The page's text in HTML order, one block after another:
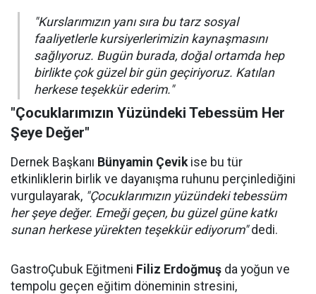
"Kurslarımızın yanı sıra bu tarz sosyal
faaliyetlerle kursiyerlerimizin kaynaşmasını
sağlıyoruz. Bugün burada, doğal ortamda hep
birlikte çok güzel bir gün geçiriyoruz. Katılan
herkese teşekkür ederim."
"Çocuklarımızın Yüzündeki Tebessüm Her
Şeye Değer"
Dernek Başkanı Bünyamin Çevikise bu tür
etkinliklerin birlik ve dayanışma ruhunu perçinlediğini
vurgulayarak, "Çocuklarımızın yüzündeki tebessüm
her şeye değer. Emeği geçen, bu güzel güne katkı
sunan herkese yürekten teşekkür ediyorum"dedi.
GastroÇubuk Eğitmeni Filiz Erdoğmuş da yoğun ve
tempolu geçen eğitim döneminin stresini,